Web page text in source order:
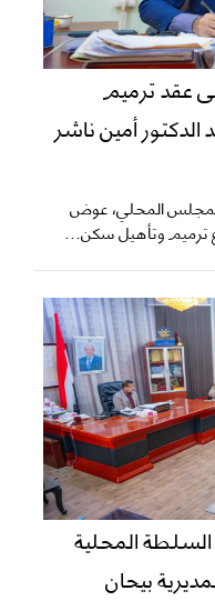
عقد ترميم
أمين ناشر
المحلي، عوض
ترميم وتأهيل سكن...
المحلية
بيحان